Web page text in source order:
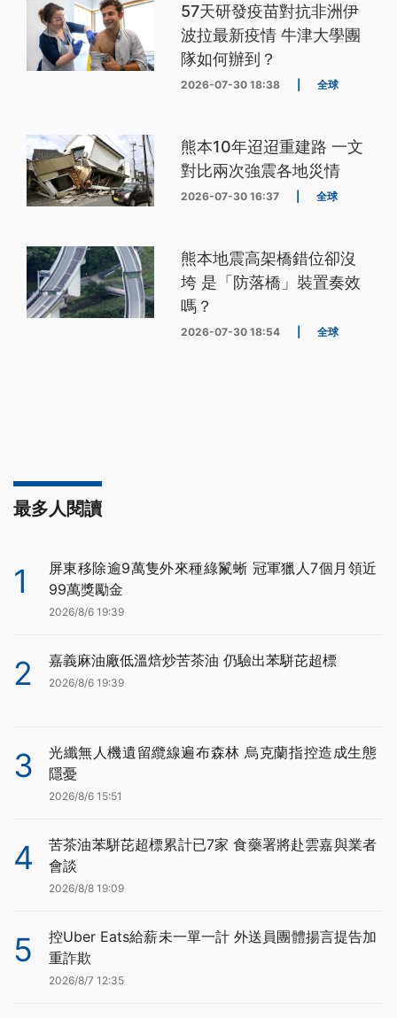
57天研發疫苗對抗非洲伊
波拉最新疫情 牛津大學團
隊如何辦到？
2026-07-30 18:38 全球
熊本10年迢迢重建路 一文
對比兩次強震各地災情
2026-07-30 16:37 全球
熊本地震高架橋錯位卻沒
垮 是「防落橋」裝置奏效
嗎？
2026-07-30 18:54 全球
最多人閱讀
1
屏東移除逾9萬隻外來種綠鬣蜥 冠軍獵人7個月領近
99萬獎勵金
2026/8/6 19:39
2 嘉義麻油廠低溫焙炒苦茶油 仍驗出苯駢芘超標
2026/8/6 19:39
3
光纖無人機遺留纜線遍布森林 烏克蘭指控造成生態
隱憂
2026/8/6 15:51
4
苦茶油苯駢芘超標累計已7家 食藥署將赴雲嘉與業者
會談
2026/8/8 19:09
5
控Uber Eats給薪未一單一計 外送員團體揚言提告加
重詐欺
2026/8/7 12:35